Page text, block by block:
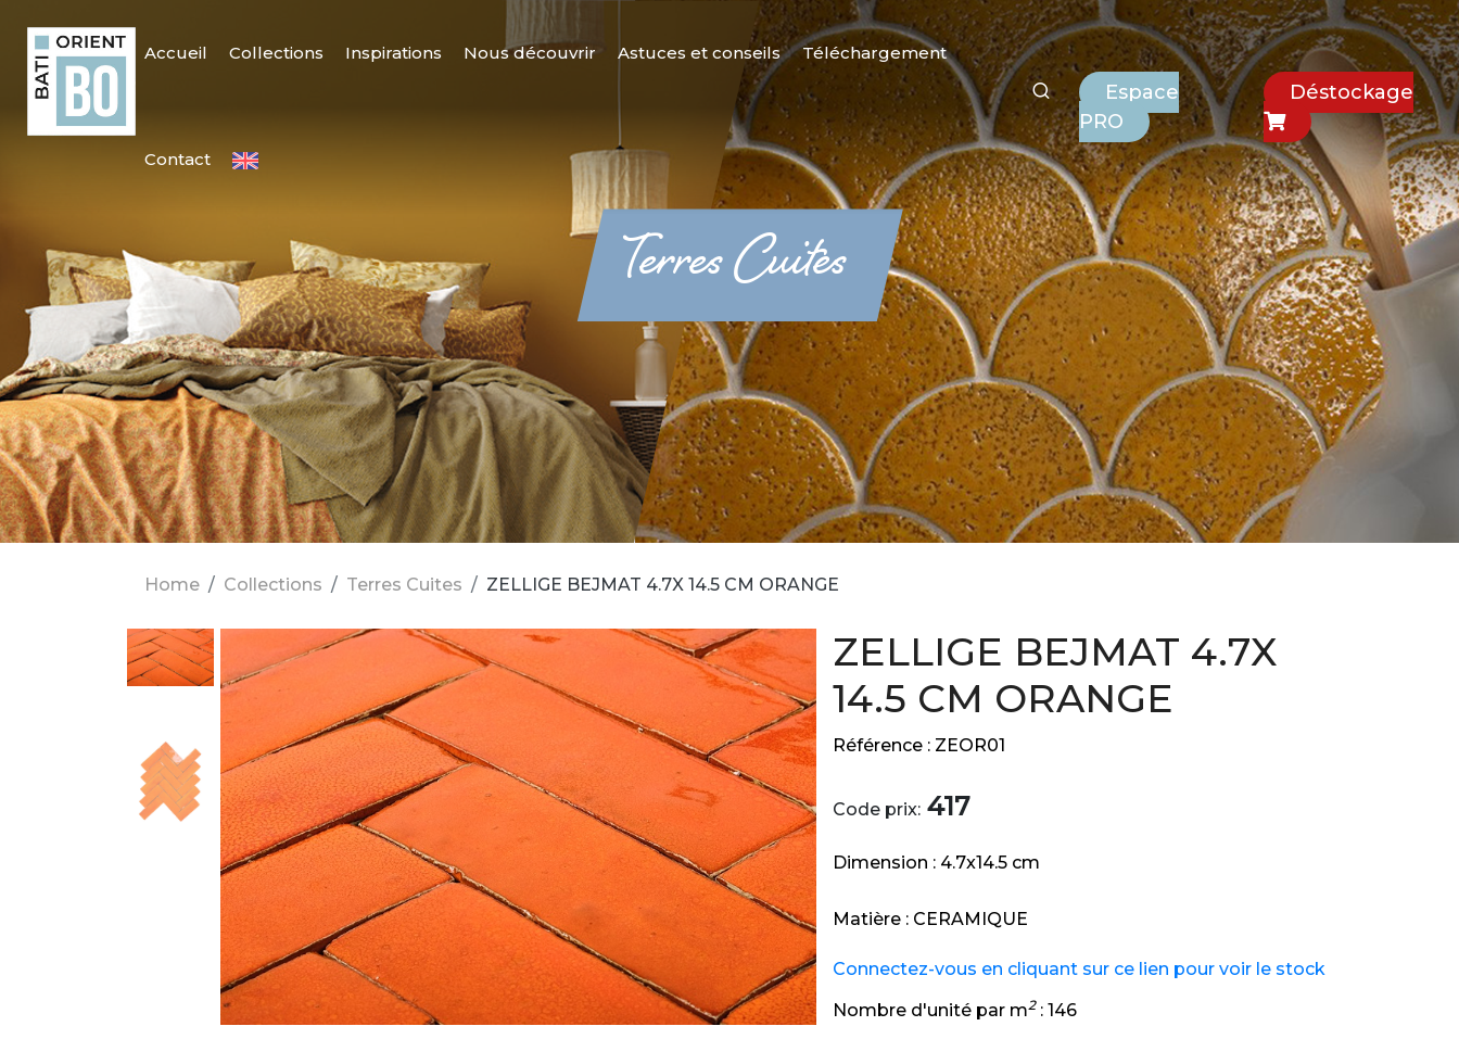
Accueil Collections Inspirations Nous découvrir Astuces et conseils Téléchargement
Contact
Espace
PRO
Déstockage
Terres Cuites
Home Collections Terres Cuites ZELLIGE BEJMAT 4.7X 14.5 CM ORANGE
ZELLIGE BEJMAT 4.7X
14.5 CM ORANGE
Référence : ZEOR01
Code prix: 417
Dimension : 4.7x14.5 cm
Matière : CERAMIQUE
Connectez-vous en cliquant sur ce lien pour voir le stock
Nombre d'unité par m2: 146